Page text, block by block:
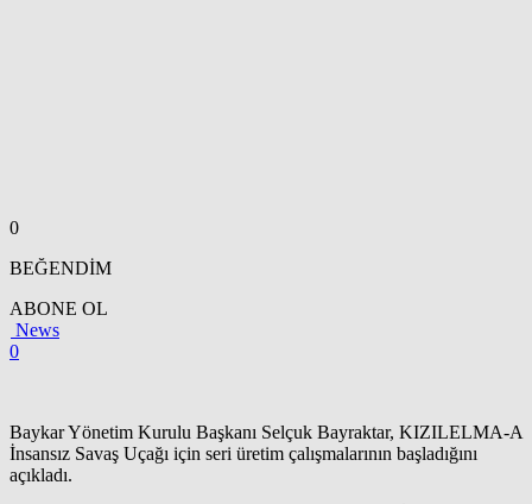
0
BEĞENDİM
ABONE OL
News
0
Baykar Yönetim Kurulu Başkanı Selçuk Bayraktar, KIZILELMA-A
İnsansız Savaş Uçağı için seri üretim çalışmalarının başladığını
açıkladı.